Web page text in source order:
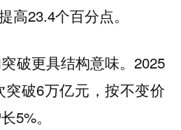
高23.4个百分点。
破更具结构意味。2025
破6万亿元，按不变价
5%。